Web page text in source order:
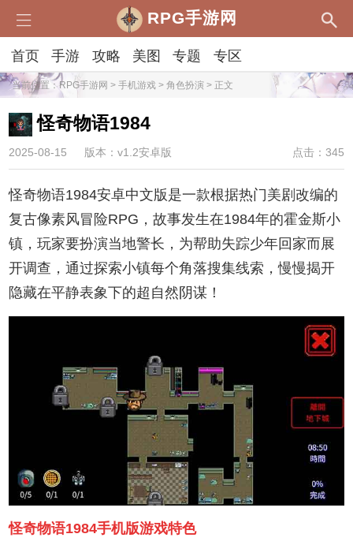
RPG手游网
首页 手游 攻略 美图 专题 专区
当前位置：RPG手游网 > 手机游戏 > 角色扮演 > 正文
怪奇物语1984
2025-08-15 版本：v1.2安卓版 点击：345
怪奇物语1984安卓中文版是一款根据热门美剧改编的
复古像素风冒险RPG，故事发生在1984年的霍金斯小
镇，玩家要扮演当地警长，为帮助失踪少年回家而展
开调查，通过探索小镇每个角落搜集线索，慢慢揭开
隐藏在平静表象下的超自然阴谋！
怪奇物语1984手机版游戏特色